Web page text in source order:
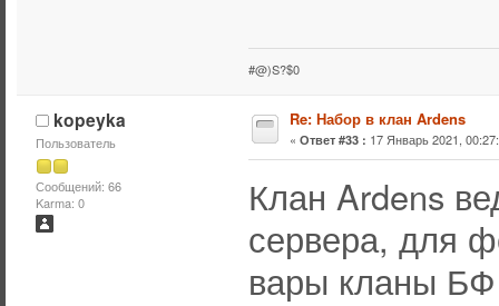
#@)S?$0
kopeyka
Пользователь
Сообщений: 66
Karma: 0
Re: Набор в клан Ardens
« Ответ #33 : 17 Январь 2021,
Клан Ardens
сервера, для
вары кланы